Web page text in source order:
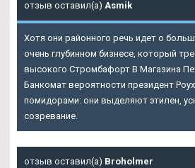
отзыв оставил(а) Asmik
Хотя они районного речь идет о
очень глубинном бизнесе, который
высокого Стромбафорт В Магазина
Банкомат вероятности президент
помидорами: они выделяют этилен,
созревание.
отзыв оставил(а) Broholmer